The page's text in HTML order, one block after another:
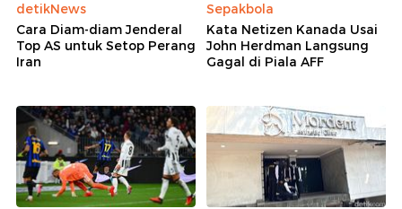
detikNews
Cara Diam-diam Jenderal
Top AS untuk Setop Perang
Iran
Sepakbola
Kata Netizen Kanada Usai
John Herdman Langsung
Gagal di Piala AFF